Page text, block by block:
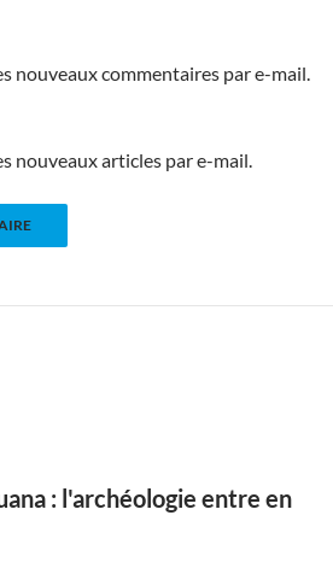
nouveaux commentaires par e-mail.
nouveaux articles par e-mail.
: l'archéologie entre en